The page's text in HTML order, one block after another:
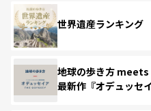
世界遺産ランキング
地球の歩き方 meets
最新作『オデュッセイ